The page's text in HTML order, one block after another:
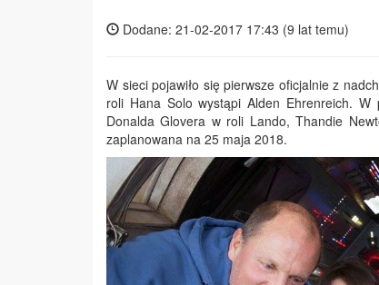
Dodane: 21-02-2017 17:43 (9 lat temu)
W sieci pojawiło się pierwsze oficjalnie z
roli Hana Solo wystąpi Alden Ehrenreich. W
Donalda Glovera w roli Lando, Thandie
zaplanowana na 25 maja 2018.